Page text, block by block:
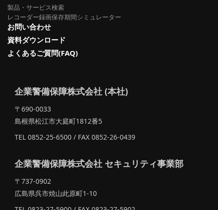
製品・サービス検索
レコーダー録画保存期間シミュレーター
お問い合わせ
資料ダウンロード
よくあるご質問(FAQ)
企業警備保障株式会社 (本社)
〒690-0033
島根県松江市大庭町1812番5
TEL 0852-25-6500 / FAX 0852-26-0439
企業警備保障株式会社 セキュリティ事業部
〒737-0902
広島県呉市焼山此原町1-10